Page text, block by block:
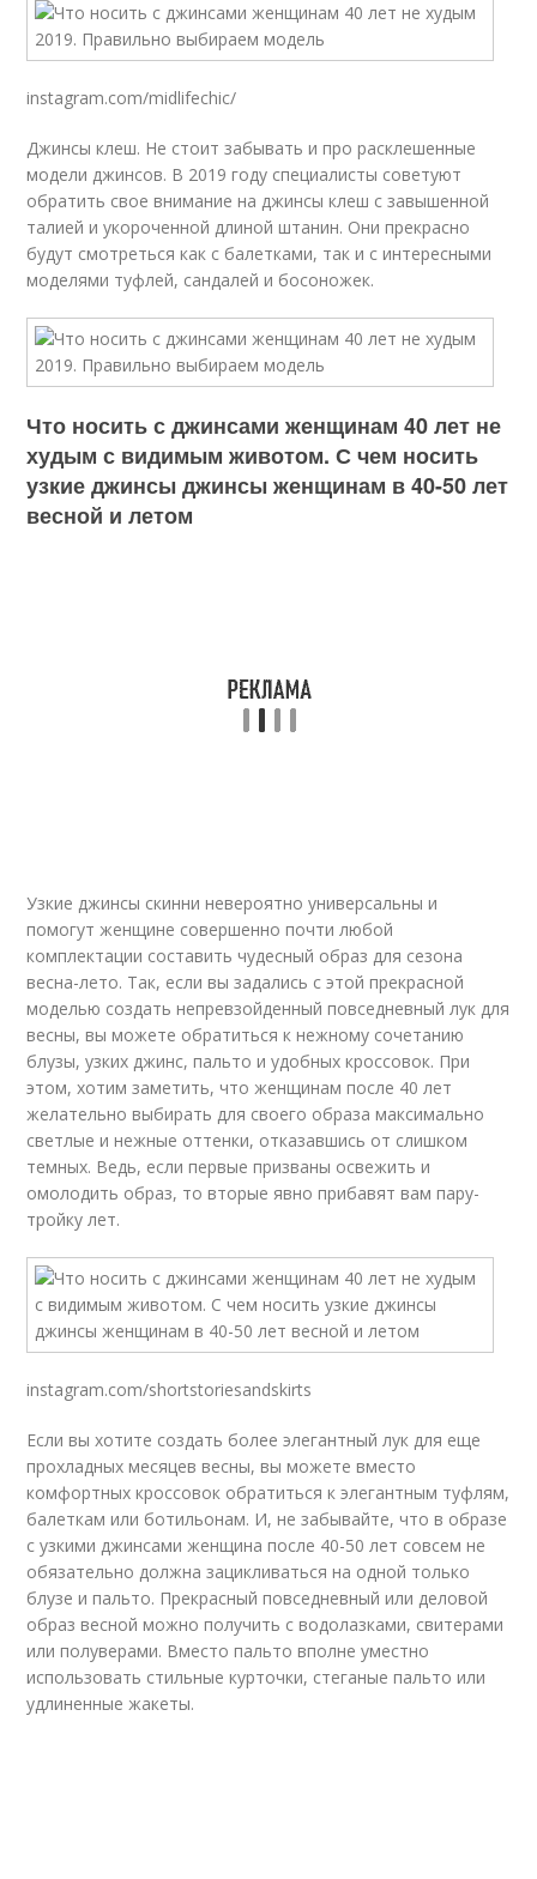
instagram.com/midlifechic/
Джинсы клеш. Не стоит забывать и про расклешенные
модели джинсов. В 2019 году специалисты советуют
обратить свое внимание на джинсы клеш с завышенной
талией и укороченной длиной штанин. Они прекрасно
будут смотреться как с балетками, так и с интересными
моделями туфлей, сандалей и босоножек.
Что носить с джинсами женщинам 40 лет не
худым с видимым животом. С чем носить
узкие джинсы джинсы женщинам в 40-50 лет
весной и летом
Узкие джинсы скинни невероятно универсальны и
помогут женщине совершенно почти любой
комплектации составить чудесный образ для сезона
весна-лето. Так, если вы задались с этой прекрасной
моделью создать непревзойденный повседневный лук для
весны, вы можете обратиться к нежному сочетанию
блузы, узких джинс, пальто и удобных кроссовок. При
этом, хотим заметить, что женщинам после 40 лет
желательно выбирать для своего образа максимально
светлые и нежные оттенки, отказавшись от слишком
темных. Ведь, если первые призваны освежить и
омолодить образ, то вторые явно прибавят вам пару-
тройку лет.
instagram.com/shortstoriesandskirts
Если вы хотите создать более элегантный лук для еще
прохладных месяцев весны, вы можете вместо
комфортных кроссовок обратиться к элегантным туфлям,
балеткам или ботильонам. И, не забывайте, что в образе
с узкими джинсами женщина после 40-50 лет совсем не
обязательно должна зацикливаться на одной только
блузе и пальто. Прекрасный повседневный или деловой
образ весной можно получить с водолазками, свитерами
или полуверами. Вместо пальто вполне уместно
использовать стильные курточки, стеганые пальто или
удлиненные жакеты.